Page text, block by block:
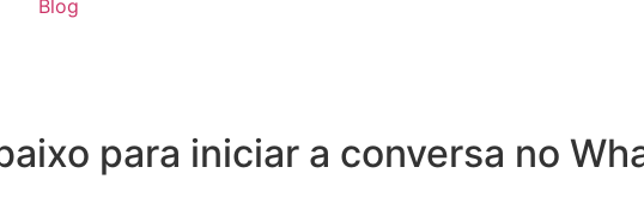
Blog
para iniciar a conversa no